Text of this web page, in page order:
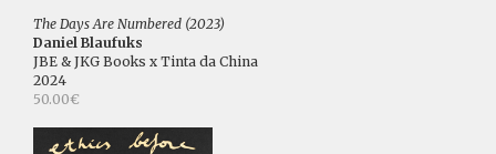
The Days Are Numbered (2023)
Daniel Blaufuks
JBE & JKG Books x Tinta da China
2024
50.00€